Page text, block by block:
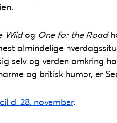
Wildog One for the Road
almindelige
selv og verden omkring
og britisk humor, er
d. 28. november.